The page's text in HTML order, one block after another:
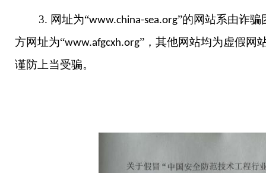
3. 网址为“www.china-sea.org”的网站系由诈
方网址为“www.afgcxh.org”，其他网站均为虚假网
谨防上当受骗。